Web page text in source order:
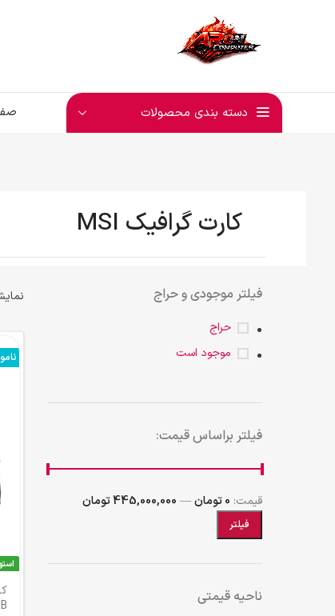
دسته بندی محصولات
کارت گرافیک MSI
فیلتر موجودی و حراج
حراج
موجود است
فیلتر براساس قیمت:
فیلتر
قیمت: 0 تومان — 445,000,000 تومان
ناحیه قیمتی
نمایش 1–12 از